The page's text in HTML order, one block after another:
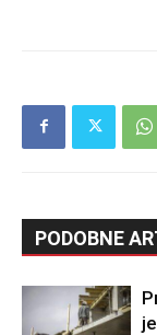
PODOBNE